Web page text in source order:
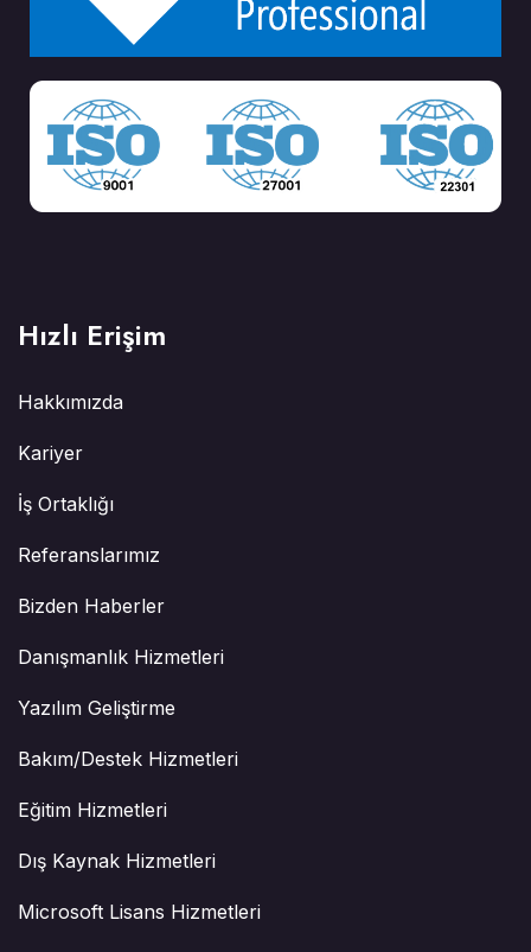
Hızlı Erişim
Hakkımızda
Kariyer
İş Ortaklığı
Referanslarımız
Bizden Haberler
Danışmanlık Hizmetleri
Yazılım Geliştirme
Bakım/Destek Hizmetleri
Eğitim Hizmetleri
Dış Kaynak Hizmetleri
Microsoft Lisans Hizmetleri